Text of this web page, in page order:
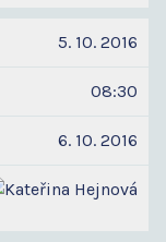
5. 10. 2016
08:30
6. 10. 2016